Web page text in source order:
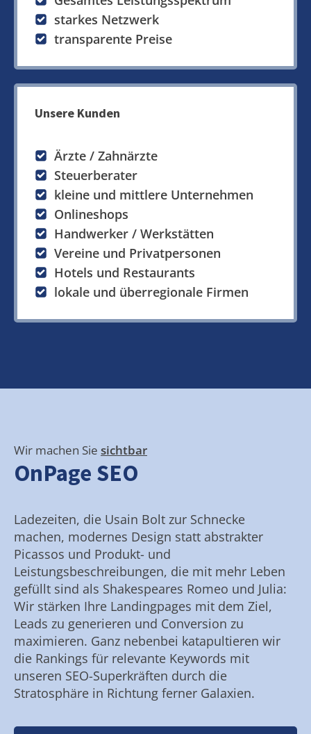
starkes Netzwerk
transparente Preise
Unsere Kunden
Ärzte / Zahnärzte
Steuerberater
kleine und mittlere Unternehmen
Onlineshops
Handwerker / Werkstätten
Vereine und Privatpersonen
Hotels und Restaurants
lokale und überregionale Firmen
Wir machen Sie sichtbar
OnPage SEO
Ladezeiten, die Usain Bolt zur Schnecke
machen, modernes Design statt abstrakter
Picassos und Produkt- und
Leistungsbeschreibungen, die mit mehr Leben
gefüllt sind als Shakespeares Romeo und Julia:
Wir stärken Ihre Landingpages mit dem Ziel,
Leads zu generieren und Conversion zu
maximieren. Ganz nebenbei katapultieren wir
die Rankings für relevante Keywords mit
unseren SEO-Superkräften durch die
Stratosphäre in Richtung ferner Galaxien.